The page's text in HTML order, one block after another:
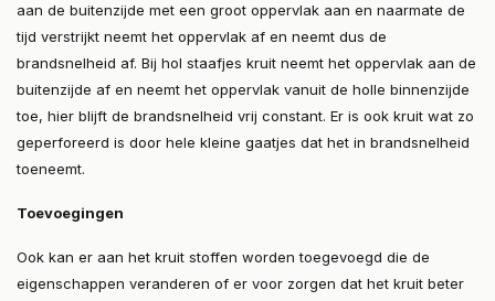
aan de buitenzijde met een groot oppervlak aan en naarmate de
tijd verstrijkt neemt het oppervlak af en neemt dus de
brandsnelheid af. Bij hol staafjes kruit neemt het oppervlak aan de
buitenzijde af en neemt het oppervlak vanuit de holle binnenzijde
toe, hier blijft de brandsnelheid vrij constant. Er is ook kruit wat zo
geperforeerd is door hele kleine gaatjes dat het in brandsnelheid
toeneemt.
Toevoegingen
Ook kan er aan het kruit stoffen worden toegevoegd die de
eigenschappen veranderen of er voor zorgen dat het kruit beter